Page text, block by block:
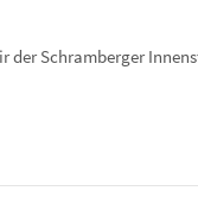
der Schramberger